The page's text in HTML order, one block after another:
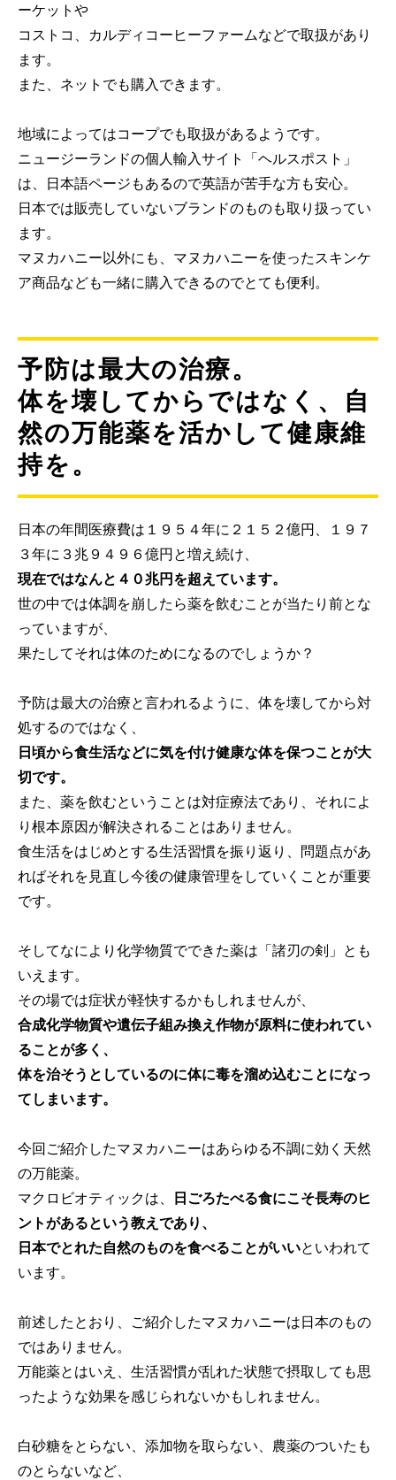
ーケットや
コストコ、カルディコーヒーファームなどで取扱があり
ます。
また、ネットでも購入できます。
地域によってはコープでも取扱があるようです。
ニュージーランドの個人輸入サイト「ヘルスポスト」
は、日本語ページもあるので英語が苦手な方も安心。
日本では販売していないブランドのものも取り扱ってい
ます。
マヌカハニー以外にも、マヌカハニーを使ったスキンケ
ア商品なども一緒に購入できるのでとても便利。
予防は最大の治療。
体を壊してからではなく、自
然の万能薬を活かして健康維
持を。
日本の年間医療費は１９５４年に２１５２億円、１９７
３年に３兆９４９６億円と増え続け、
現在ではなんと４０兆円を超えています。
世の中では体調を崩したら薬を飲むことが当たり前とな
っていますが、
果たしてそれは体のためになるのでしょうか？
予防は最大の治療と言われるように、体を壊してから対
処するのではなく、
日頃から食生活などに気を付け健康な体を保つことが大
切です。
また、薬を飲むということは対症療法であり、それによ
り根本原因が解決されることはありません。
食生活をはじめとする生活習慣を振り返り、問題点があ
ればそれを見直し今後の健康管理をしていくことが重要
です。
そしてなにより化学物質でできた薬は「諸刃の剣」とも
いえます。
その場では症状が軽快するかもしれませんが、
合成化学物質や遺伝子組み換え作物が原料に使われてい
ることが多く、
体を治そうとしているのに体に毒を溜め込むことになっ
てしまいます。
今回ご紹介したマヌカハニーはあらゆる不調に効く天然
の万能薬。
マクロビオティックは、 日ごろたべる食にこそ長寿のヒ
ントがあるという教えであり、
日本でとれた自然のものを食べることがいいといわれて
います。
前述したとおり、ご紹介したマヌカハニーは日本のもの
ではありません。
万能薬とはいえ、生活習慣が乱れた状態で摂取しても思
ったような効果を感じられないかもしれません。
白砂糖をとらない、添加物を取らない、農薬のついたも
のとらないなど、